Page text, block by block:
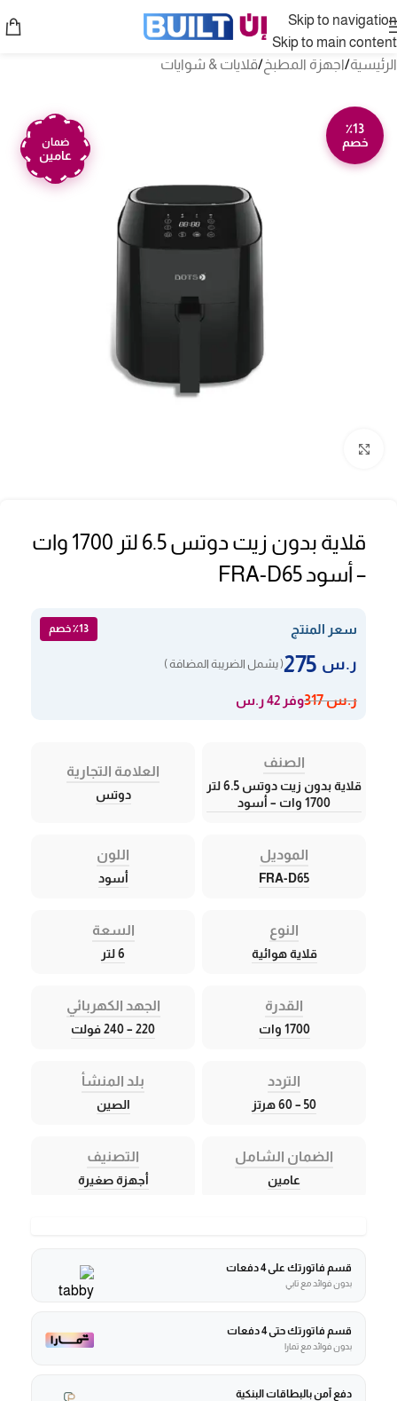
Skip to navigation
Skip to main content
الرئيسية/اجهزة المطبخ/قلايات & شوايات
٪13
خصم
ضمان
عامين
قلاية بدون زيت دوتس 6.5 لتر 1700 وات
– أسود FRA-D65
سعر المنتج ٪13 خصم
ر.س ( يشمل الضريبة المضافة )
ر.س317 وفر 42 ر.س
الصنف
قلاية بدون زيت دوتس 6.5 لتر
1700 وات – أسود
العلامة التجارية
دوتس
الموديل
FRA-D65
اللون
أسود
النوع
قلاية هوائية
السعة
6 لتر
القدرة
1700 وات
الجهد الكهربائي
220 – 240 فولت
التردد
50 – 60 هرتز
بلد المنشأ
الصين
الضمان الشامل
عامين
التصنيف
أجهزة صغيرة
قسم فاتورتك على 4 دفعات
بدون فوائد مع تابي
قسم فاتورتك حتى 4 دفعات
بدون فوائد مع تمارا
دفع آمن بالبطاقات البنكية